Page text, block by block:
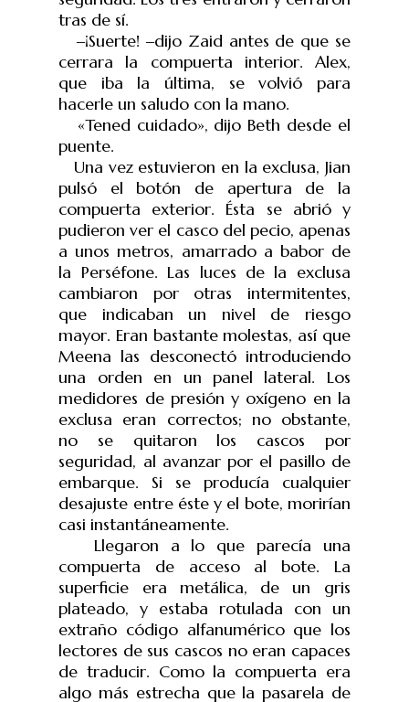
tras de sí.
‒¡Suerte!‒dijo Zaid antes de que se
cerrara la compuerta interior. Alex,
que iba la última, se volvió para
hacerle un saludo con la mano.
«Tened cuidado», dijo Beth desde el
puente.
Una vez estuvieron en la exclusa, Jian
pulsó el botón de apertura de la
compuerta exterior. Ésta se abrió y
pudieron ver el casco del pecio, apenas
a unos metros, amarrado a babor de
la Perséfone. Las luces de la exclusa
cambiaron por otras intermitentes,
que indicaban un nivel de riesgo
mayor. Eran bastante molestas, así que
Meena las desconectó introduciendo
una orden en un panel lateral. Los
medidores de presión y oxígeno en la
exclusa eran correctos; no obstante,
no se quitaron los cascos por
seguridad, al avanzar por el pasillo de
embarque. Si se producía cualquier
desajuste entre éste y el bote, morirían
casi instantáneamente.
Llegaron a lo que parecía una
compuerta de acceso al bote. La
superficie era metálica, de un gris
plateado, y estaba rotulada con un
extraño código alfanumérico que los
lectores de sus cascos no eran capaces
de traducir. Como la compuerta era
algo más estrecha que la pasarela de